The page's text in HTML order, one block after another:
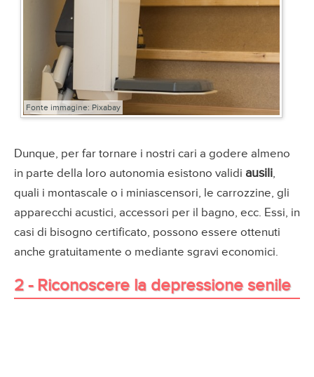
Fonte immagine: Pixabay
Dunque, per far tornare i nostri cari a godere almeno
in parte della loro autonomia esistono validi ausili,
quali i montascale o i miniascensori, le carrozzine, gli
apparecchi acustici, accessori per il bagno, ecc. Essi, in
casi di bisogno certificato, possono essere ottenuti
anche gratuitamente o mediante sgravi economici.
2 - Riconoscere la depressione senile